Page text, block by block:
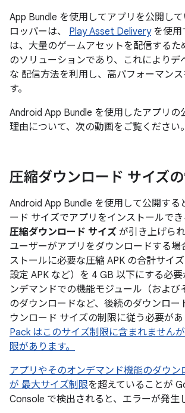
App Bundle を使用してアプリを公開し
ロッパーは、 Play Asset Deliveryを使用
は、大量のゲームアセットを配信するた
のソリューションであり、これによりデ
な 配信方法を利用し、高パフォーマン
す。
Android App Bundle を使用したアプリの
理由について、次の動画をご覧ください。
圧縮ダウンロード サイズ
Android App Bundle を使用して公開する
ード サイズでアプリをインストールでき
圧縮ダウンロード サイズ が引き上げら
ユーザーがアプリをダウンロードする場
ストールに必要な圧縮 APK の合計サイ
設定 APK など）を 4 GB 以下にする必
ンデマンドでの機能モジュール（および
のダウンロードなど、後続のダウンロー
ウンロード サイズの制限に従う必要があ
Pack はこのサイズ制限に含まれません
限があります。
アプリやそのオンデマンド機能のダウン
が 最大サイズ制限を超えていることが
Console で検出されると、エラーが発生